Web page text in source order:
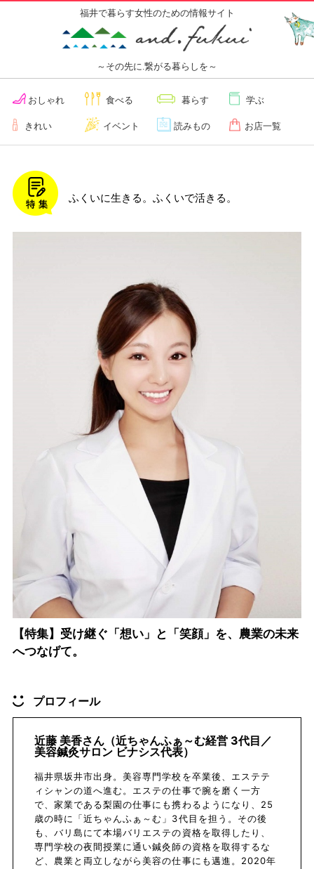
福井で暮らす女性のための情報サイト
～その先に.繋がる暮らしを～
おしゃれ 食べる 暮らす 学ぶ
きれい イベント 読みもの お店一覧
ふくいに生きる。ふくいで活きる。
【特集】受け継ぐ「想い」と「笑顔」を、農業の未来
へつなげて。
プロフィール
近藤 美香さん（近ちゃんふぁ～む経営 3代目／
美容鍼灸サロン ビナシス代表）
福井県坂井市出身。美容専門学校を卒業後、エステテ
ィシャンの道へ進む。エステの仕事で腕を磨く一方
で、家業である梨園の仕事にも携わるようになり、25
歳の時に「近ちゃんふぁ～む」3代目を担う。その後
も、バリ島にて本場バリエステの資格を取得したり、
専門学校の夜間授業に通い鍼灸師の資格を取得するな
ど、農業と両立しながら美容の仕事にも邁進。2020年